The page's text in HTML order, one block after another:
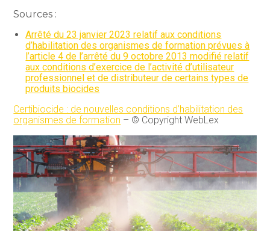
Sources :
Arrêté du 23 janvier 2023 relatif aux conditions
d’habilitation des organismes de formation prévues à
l’article 4 de l’arrêté du 9 octobre 2013 modifié relatif
aux conditions d’exercice de l’activité d’utilisateur
professionnel et de distributeur de certains types de
produits biocides
Certibiocide : de nouvelles conditions d’habilitation des
organismes de formation – © Copyright WebLex